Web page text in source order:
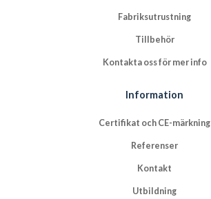
Fabriksutrustning
Tillbehör
Kontakta oss för mer info
Information
Certifikat och CE-märkning
Referenser
Kontakt
Utbildning